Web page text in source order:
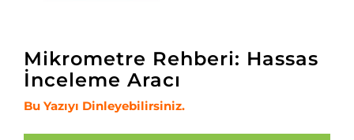
Mikrometre Rehberi: Hassas
İnceleme Aracı
Bu Yazıyı Dinleyebilirsiniz.